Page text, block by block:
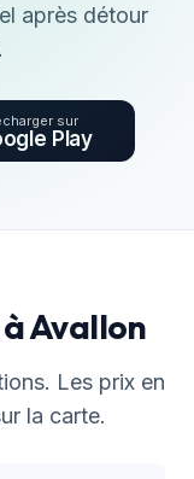
après détour
sur
Play
Avallon
Les prix en
la carte.